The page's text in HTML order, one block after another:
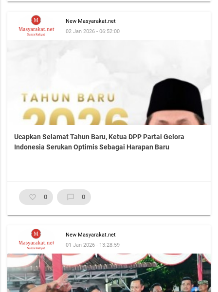
New Masyarakat.net
02 Jan 2026 - 06:52:00
Ucapkan Selamat Tahun Baru, Ketua DPP Partai Gelora
Indonesia Serukan Optimis Sebagai Harapan Baru
favorite_border 0 chat_bubble_outline 0
New Masyarakat.net
01 Jan 2026 - 13:28:59